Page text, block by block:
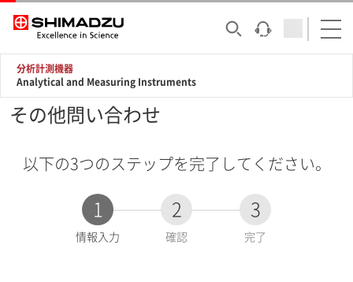
分析計測機器
Analytical and Measuring Instruments
その他問い合わせ
以下の3つのステップを完了してください。
1
現
情報入力
2
確認
3
完了